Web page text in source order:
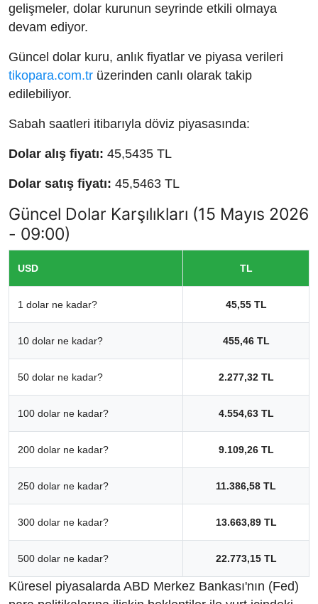
gelişmeler, dolar kurunun seyrinde etkili olmaya
devam ediyor.
Güncel dolar kuru, anlık fiyatlar ve piyasa verileri
tikopara.com.tr üzerinden canlı olarak takip
edilebiliyor.
Sabah saatleri itibarıyla döviz piyasasında:
Dolar alış fiyatı: 45,5435 TL
Dolar satış fiyatı: 45,5463 TL
Güncel Dolar Karşılıkları (15 Mayıs 2026
- 09:00)
USD TL
1 dolar ne kadar? 45,55 TL
10 dolar ne kadar? 455,46 TL
50 dolar ne kadar? 2.277,32 TL
100 dolar ne kadar? 4.554,63 TL
200 dolar ne kadar? 9.109,26 TL
250 dolar ne kadar? 11.386,58 TL
300 dolar ne kadar? 13.663,89 TL
500 dolar ne kadar? 22.773,15 TL
Küresel piyasalarda ABD Merkez Bankası'nın (Fed)